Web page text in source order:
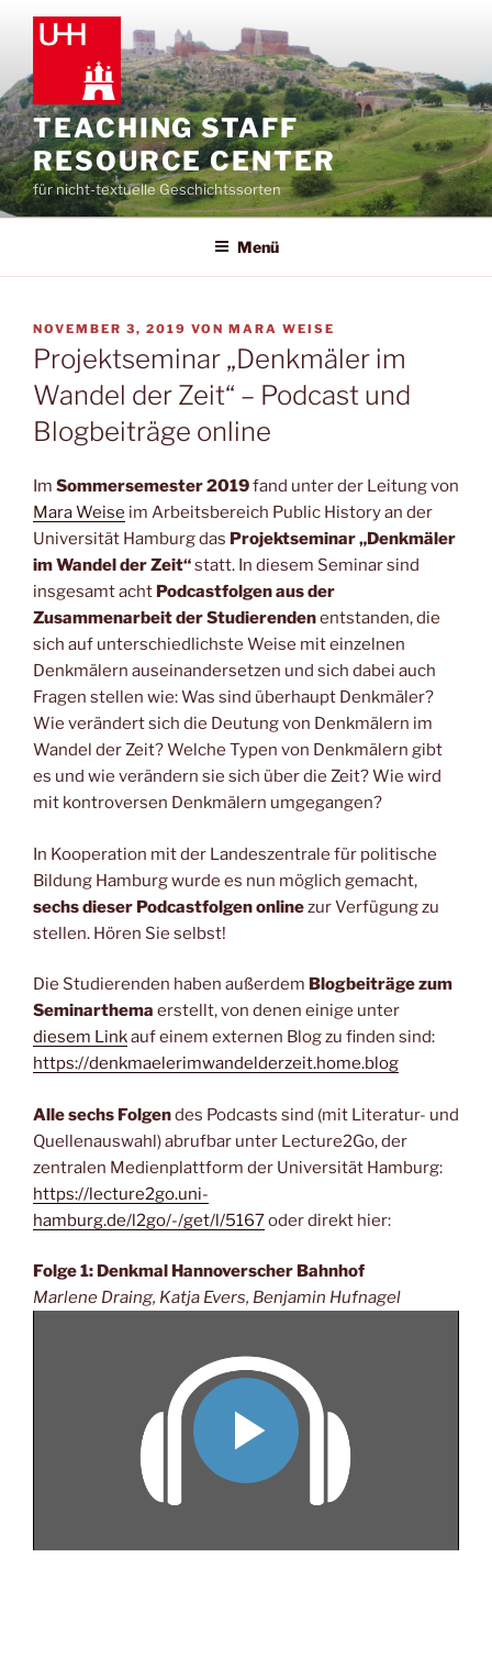
Zum
Inhalt
TEACHING STAFF
RESOURCE CENTER
für nicht-textuelle Geschichtssorten
Menü
VERÖFFENTLICHT
AM
NOVEMBER 3, 2019 VON MARA WEISE
Projektseminar „Denkmäler im
Wandel der Zeit“ – Podcast und
Blogbeiträge online
Im Sommersemester 2019fand unter der Leitung von
Mara Weise im Arbeitsbereich Public History an der
Universität Hamburg das Projektseminar „Denkmäler
im Wandel der Zeit“statt. In diesem Seminar sind
insgesamt acht Podcastfolgen aus der
Zusammenarbeit der Studierendenentstanden, die
sich auf unterschiedlichste Weise mit einzelnen
Denkmälern auseinandersetzen und sich dabei auch
Fragen stellen wie: Was sind überhaupt Denkmäler?
Wie verändert sich die Deutung von Denkmälern im
Wandel der Zeit? Welche Typen von Denkmälern gibt
es und wie verändern sie sich über die Zeit? Wie wird
mit kontroversen Denkmälern umgegangen?
In Kooperation mit der Landeszentrale für politische
Bildung Hamburg wurde es nun möglich gemacht,
sechs dieser Podcastfolgen onlinezur Verfügung zu
stellen. Hören Sie selbst!
Die Studierenden haben außerdem Blogbeiträge zum
Seminarthema erstellt, von denen einige unter
diesem Linkauf einem externen Blog zu finden sind:
https://denkmaelerimwandelderzeit.home.blog
Alle sechs Folgendes Podcasts sind (mit Literatur- und
Quellenauswahl) abrufbar unter Lecture2Go, der
zentralen Medienplattform der Universität Hamburg:
https://lecture2go.uni-
hamburg.de/l2go/-/get/l/5167oder direkt hier:
Folge 1: Denkmal Hannoverscher Bahnhof
Marlene Draing, Katja Evers, Benjamin Hufnagel